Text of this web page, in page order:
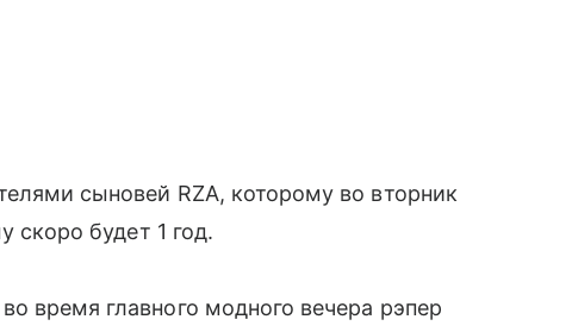
сыновей RZA, которому во вторник
скоро будет 1 год.
время главного модного вечера рэпер